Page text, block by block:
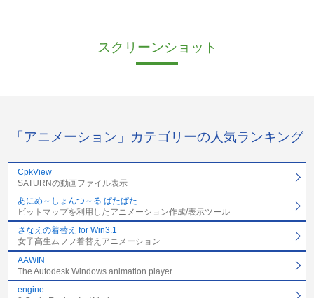
スクリーンショット
「アニメーション」カテゴリーの人気ランキング
CpkView
SATURNの動画ファイル表示
あにめ～しょんつ～る ぱたぱた
ビットマップを利用したアニメーション作成/表示ツール
さなえの着替え for Win3.1
女子高生ムフフ着替えアニメーション
AAWIN
The Autodesk Windows animation player
engine